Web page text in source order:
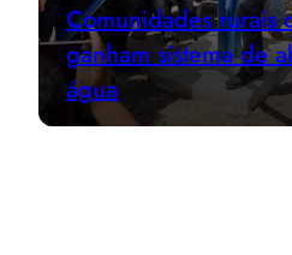
Comunidades rurais
ganham sistema de
água